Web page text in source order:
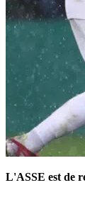
L'ASSE est de